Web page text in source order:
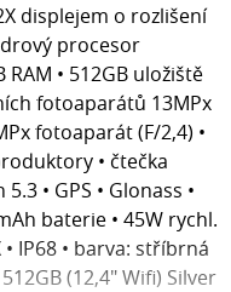
displejem o rozlišení
procesor
• 512GB uložiště
fotoaparátů 13MPx
fotoaparát (F/2,4) •
• čtečka
• GPS • Glonass •
baterie • 45W rychl.
IP68 • barva: stříbrná
(12,4" Wifi) Silver